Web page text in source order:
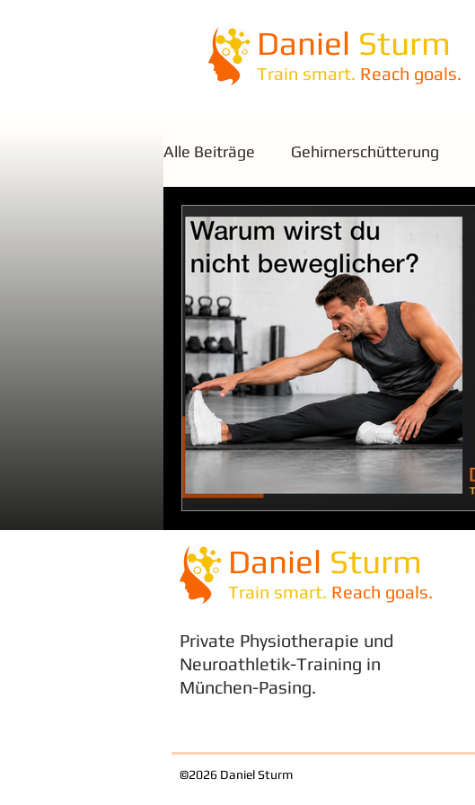
Daniel Sturm
Train smart. Reach goals.
Alle Beiträge Gehirnerschütterung
Daniel Sturm
Train smart. Reach goals.
Private Physiotherapie und
Neuroathletik-Training in
München-Pasing.
©2026 Daniel Sturm